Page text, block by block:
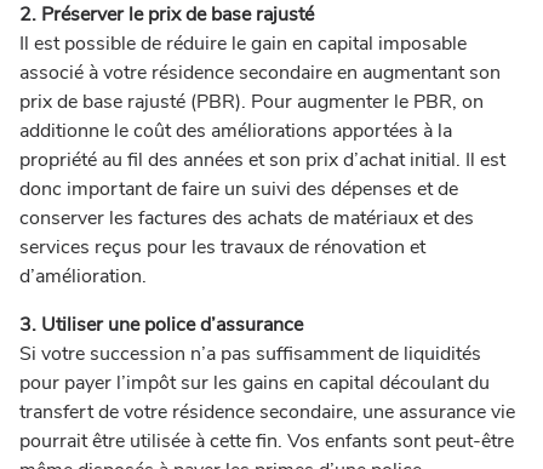
2. Préserver le prix de base rajusté
Il est possible de réduire le gain en capital imposable
associé à votre résidence secondaire en augmentant son
prix de base rajusté (PBR). Pour augmenter le PBR, on
additionne le coût des améliorations apportées à la
propriété au fil des années et son prix d’achat initial. Il est
donc important de faire un suivi des dépenses et de
conserver les factures des achats de matériaux et des
services reçus pour les travaux de rénovation et
d’amélioration.
3. Utiliser une police d’assurance
Si votre succession n’a pas suffisamment de liquidités
pour payer l’impôt sur les gains en capital découlant du
transfert de votre résidence secondaire, une assurance vie
pourrait être utilisée à cette fin. Vos enfants sont peut-être